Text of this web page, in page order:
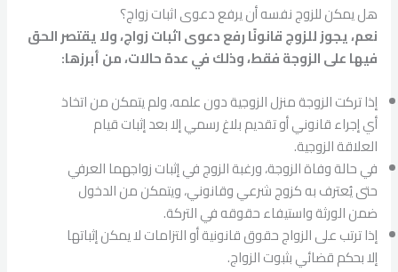
هل يمكن للزوج نفسه أن يرفع دعوى اثبات زواج؟
نعم، يجوز للزوج قانونًا رفع دعوى اثبات زواج، ولا يقتصر الحق
فيها على الزوجة فقط، وذلك في عدة حالات، من أبرزها:
إذا تركت الزوجة منزل الزوجية دون علمه، ولم يتمكن من اتخاذ
أي إجراء قانوني أو تقديم بلاغ رسمي إلا بعد إثبات قيام
العلاقة الزوجية.
في حالة وفاة الزوجة، ورغبة الزوج في إثبات زواجهما العرفي
حتى يُعترف به كزوج شرعي وقانوني، ويتمكن من الدخول
ضمن الورثة واستيفاء حقوقه في التركة.
إذا ترتب على الزواج حقوق قانونية أو التزامات لا يمكن إثباتها
إلا بحكم قضائي بثبوت الزواج.